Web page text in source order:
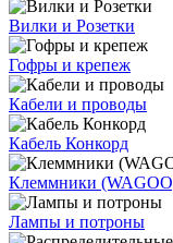
Вилки и Розетки
Гофры и крепеж
Кабели и проводы
Кабель Конкорд
Клеммники
Лампы и потроны